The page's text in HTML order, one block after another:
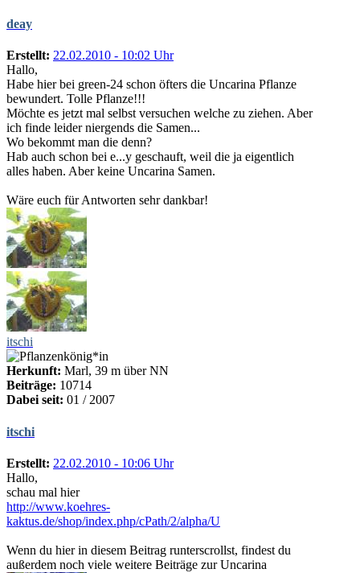
deay
Erstellt: 22.02.2010 - 10:02 Uhr
Hallo,
Habe hier bei green-24 schon öfters die Uncarina Pflanze
bewundert. Tolle Pflanze!!!
Möchte es jetzt mal selbst versuchen welche zu ziehen. Aber
ich finde leider niergends die Samen...
Wo bekommt man die denn?
Hab auch schon bei e...y geschauft, weil die ja eigentlich
alles haben. Aber keine Uncarina Samen.
Wäre euch für Antworten sehr dankbar!
itschi
Herkunft: Marl, 39 m über NN
Beiträge: 10714
Dabei seit: 01 / 2007
itschi
Erstellt: 22.02.2010 - 10:06 Uhr
Hallo,
schau mal hier
http://www.koehres-
kaktus.de/shop/index.php/cPath/2/alpha/U
Wenn du hier in diesem Beitrag runterscrollst, findest du
außerdem noch viele weitere Beiträge zur Uncarina